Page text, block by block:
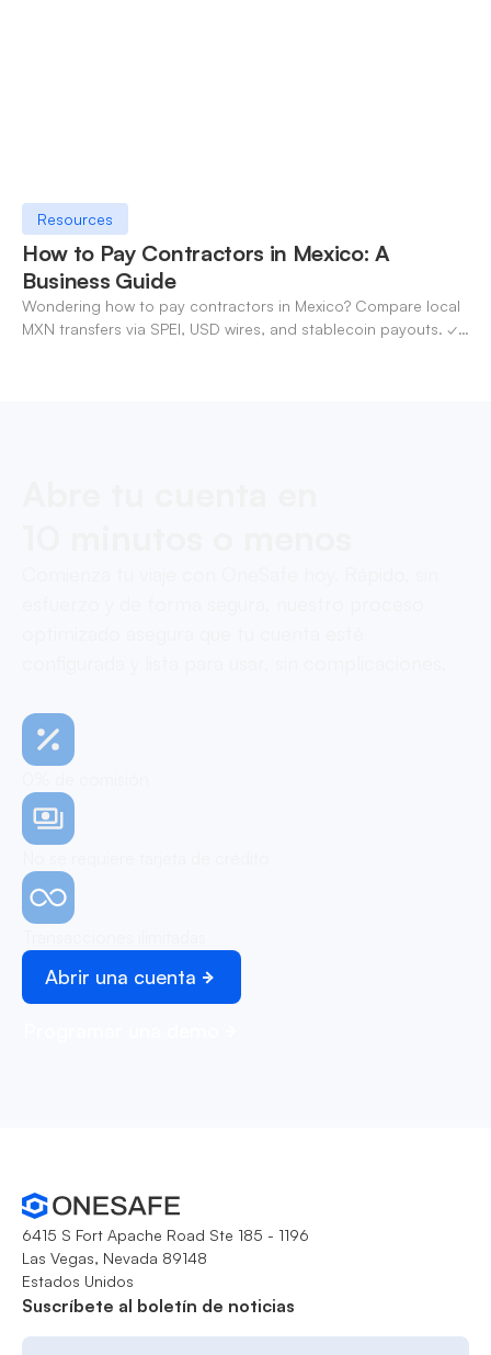
Resources
How to Pay Contractors in Mexico: A
Business Guide
Wondering how to pay contractors in Mexico? Compare local
MXN transfers via SPEI, USD wires, and stablecoin payouts. ✓
Abrir una cuenta
6415 S Fort Apache Road Ste 185 - 1196
Las Vegas, Nevada 89148
Estados Unidos
Suscríbete al boletín de noticias